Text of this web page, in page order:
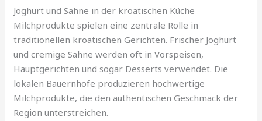
Joghurt und Sahne in der kroatischen Küche
Milchprodukte spielen eine zentrale Rolle in
traditionellen kroatischen Gerichten. Frischer Joghurt
und cremige Sahne werden oft in Vorspeisen,
Hauptgerichten und sogar Desserts verwendet. Die
lokalen Bauernhöfe produzieren hochwertige
Milchprodukte, die den authentischen Geschmack der
Region unterstreichen.